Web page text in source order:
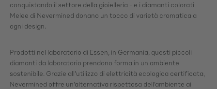
conquistando il settore della gioielleria - e i diamanti colorati
Melee di Nevermined donano un tocco di varietà cromatica a
ogni design.
Prodotti nel laboratorio di Essen, in Germania, questi piccoli
diamanti da laboratorio prendono forma in un ambiente
sostenibile. Grazie all’utilizzo di elettricità ecologica certificata,
Nevermined offre un’alternativa rispettosa dell’ambiente ai